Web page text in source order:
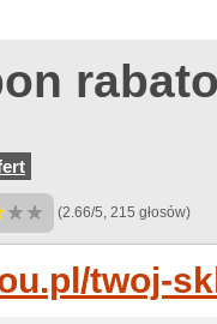
(2.66/5, 215 głosów)
twoj-